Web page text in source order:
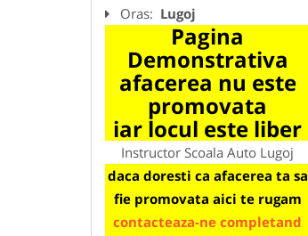
Oras: Lugoj
Pagina
Demonstrativa
afacerea nu este
promovata
iar locul este liber
Instructor Scoala Auto Lugoj
daca doresti ca afacerea ta sa
fie promovata aici te rugam
contacteaza-ne completand